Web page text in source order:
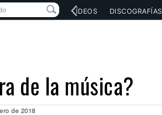
MÚSICA VÍDEOS DISCOGRAFÍAS
de la música?
de 2018